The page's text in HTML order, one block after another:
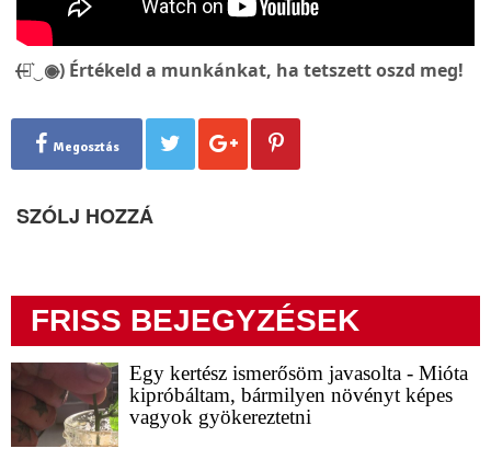
(̶◉͛‿◉̶) Értékeld a munkánkat, ha tetszett oszd meg!
Megosztás
SZÓLJ HOZZÁ
FRISS BEJEGYZÉSEK
Egy kertész ismerősöm javasolta - Mióta
kipróbáltam, bármilyen növényt képes
vagyok gyökereztetni